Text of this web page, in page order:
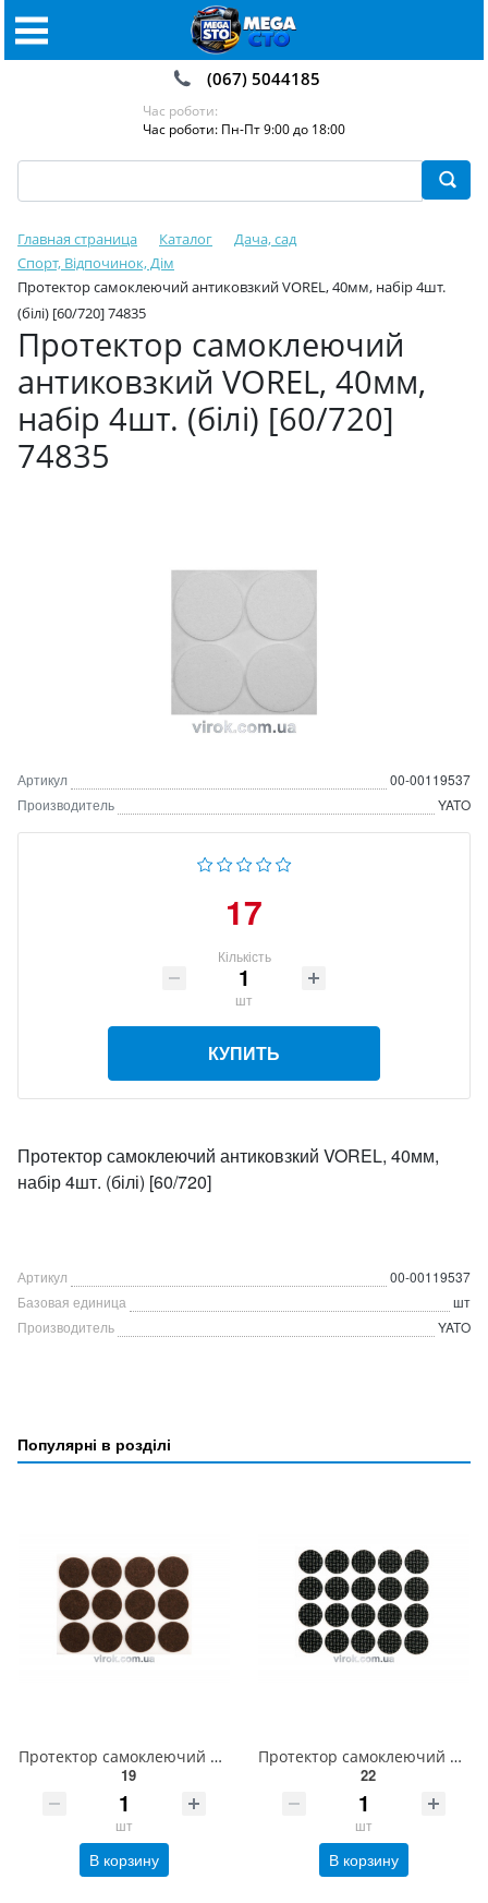
(067) 5044185
Час роботи:
Час роботи: Пн-Пт 9:00 до 18:00
Главная страница Каталог
Дача, сад
Спорт, Відпочинок, Дім
Протектор самоклеючий антиковзкий VOREL, 40мм, набір 4шт.
(білі) [60/720] 74835
Протектор самоклеючий
антиковзкий VOREL, 40мм,
набір 4шт. (білі) [60/720]
74835
Артикул
00-00119537
Производитель
YATO
17
Кількість
шт
КУПИТЬ
Протектор самоклеючий антиковзкий VOREL, 40мм,
набір 4шт. (білі) [60/720]
Артикул
00-00119537
Базовая единица
шт
Производитель
YATO
Популярні в розділі
Протектор самоклеючий повстяний VOREL, Ø=28мм/12шт. (коричневі) [60/720] 74853
19
шт
В корзину
Протектор самоклеючий антиковзкий VOREL Ø= 20 мм, упак. 20 шт. (чорні) [60/720] 74818
22
шт
В корзину